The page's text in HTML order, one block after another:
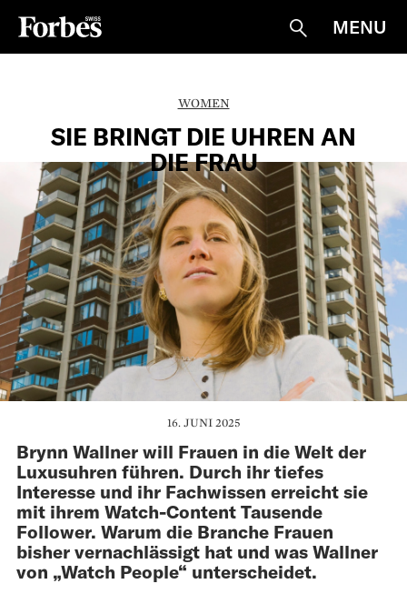
Suche
MENU
WOMEN
SIE BRINGT DIE UHREN AN
DIE FRAU
16. JUNI 2025
Brynn Wallner will Frauen in die Welt der
Luxusuhren führen. Durch ihr tiefes
Interesse und ihr Fachwissen erreicht sie
mit ihrem Watch-Content Tausende
Follower. Warum die Branche Frauen
bisher vernachlässigt hat und was Wallner
von „Watch People“ unterscheidet.